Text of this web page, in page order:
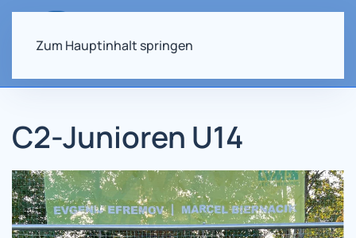
Zum Hauptinhalt springen
C2-Junioren U14